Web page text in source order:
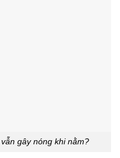
gây nóng khi nằm?